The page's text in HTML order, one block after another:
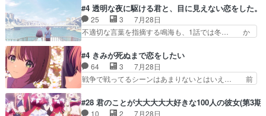
センスの土台になったエピ… コミカルなのにも慣
れてきました。１話でし… ロボットの反乱は今と
なっては良くある話し…
スターを呼ぶ笛？黒幕は狩猟祭とは関係… 平凡な
少女に見える眼鏡w眼鏡属性は持ち合… 神アニ
メ、ケテーイ！「騎士狩猟祭、前夜の… フィーネ
がアルノルトに活躍してもらいたが… 第４話を
とフィーネの２度目のデート出… マジできな臭い
ぞ帝位争い。姉からの刺客を… ふぃーねと町の様
子を見に行ったら町中で窃…
#4 透明な夜に駆ける君と、目に見えない恋をした。
25 3
7月28日
不適切な言葉を指摘する鳴海も、1話では冬… か
接していいのかわからず戸惑うかけるも… 盲目だ
と相手の表情も分からないからどう思… 今期のバ
ックナンバーみたいなOPアニメ。… 初デートで
冬月を笑わせようとする姿も冬月… 特に大きな事
を笑わせようとする姿も冬月… 3話までは主人公
#4 きみが死ぬまで恋をしたい
64 3
7月28日
戦争で戦ってるシーンはあまりないとはいえ… 前
の存在で揺らぐ14クラス約束された死… ミミの
秘密をあっさり受け入れたのは拍子抜… 蘇生魔法
#28 君のことが大大大大大好きな100人の彼女(第3期)
10 2
7月28日